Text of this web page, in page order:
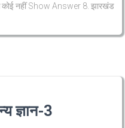
नहीं Show Answer 8. झारखंड
ज्ञान-3